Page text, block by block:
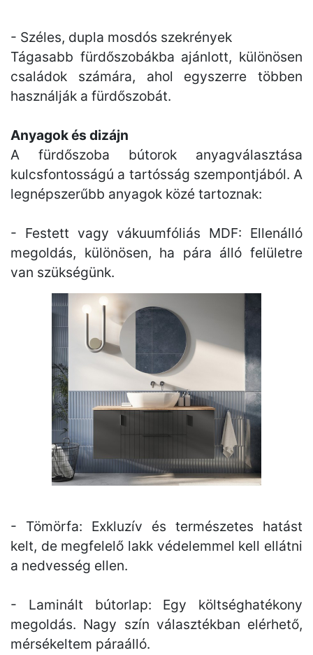
- Széles, dupla mosdós szekrények
Tágasabb fürdőszobákba ajánlott, különösen
családok számára, ahol egyszerre többen
használják a fürdőszobát.
Anyagok és dizájn
A fürdőszoba bútorok anyagválasztása
kulcsfontosságú a tartósság szempontjából. A
legnépszerűbb anyagok közé tartoznak:
- Festett vagy vákuumfóliás MDF: Ellenálló
megoldás, különösen, ha pára álló felületre
van szükségünk.
- Tömörfa: Exkluzív és természetes hatást
kelt, de megfelelő lakk védelemmel kell ellátni
a nedvesség ellen.
- Laminált bútorlap: Egy költséghatékony
megoldás. Nagy szín választékban elérhető,
mérsékeltem páraálló.